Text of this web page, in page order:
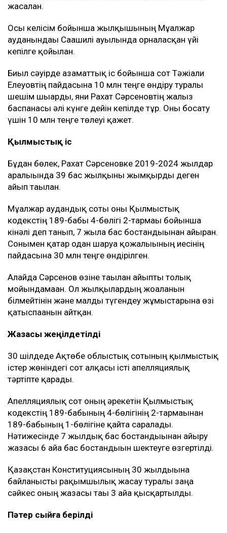
жасалған.
Осы келісім бойынша жылқышының Мұғалжар
ауданындағы Сағашилі ауылында орналасқан үйі
кепілге қойылған.
Биыл сәуірде азаматтық іс бойынша сот Тәжіғали
Елеуовтің пайдасына 10 млн теңге өндіру туралы
шешім шығарды, яғни Рахат Сәрсеновтің жалғыз
баспанасы әлі күнге дейін кепілде тұр. Оны босату
үшін 10 млн теңге төлеуі қажет.
Қылмыстық іс
Бұдан бөлек, Рахат Сәрсеновке 2019-2024 жылдар
аралығында 39 бас жылқыны жымқырды деген
айып тағылған.
Мұғалжар аудандық соты оны Қылмыстық
кодекстің 189-бабы 4-бөлігі 2-тармағы бойынша
кінәлі деп танып, 7 жылға бас бостандығынан айырған.
Сонымен қатар одан шаруа қожалығының иесінің
пайдасына 30 млн теңге өндірілген.
Алайда Сәрсенов өзіне тағылған айыпты толық
мойындамаған. Ол жылқылардың жоғалғанын
білмейтінін және малды түгендеу жұмыстарына өзі
қатыспағанын айтқан.
Жазасы жеңілдетілді
30 шілдеде Ақтөбе облыстық сотының қылмыстық
істер жөніндегі сот алқасы істі апелляциялық
тәртіпте қарады.
Апелляциялық сот оның әрекетін Қылмыстық
кодекстің 189-бабының 4-бөлігінің 2-тармағынан
189-бабының 1-бөлігіне қайта саралады.
Нәтижесінде 7 жылдық бас бостандығынан айыру
жазасы 6 айға бас бостандығын шектеуге өзгертілді.
Қазақстан Конституциясының 30 жылдығына
байланысты рақымшылық жасау туралы заңға
сәйкес оның жазасы тағы 3 айға қысқартылды.
Пәтер сыйға берілді